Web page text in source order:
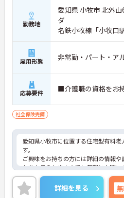
勤務地
愛知県 小牧市 北外
ダ
名鉄小牧線「小牧口
雇用形態 非常勤・パート・ア
応募要件 ■介護職の資格をお
社会保険完備
愛知県小牧市に位置する住宅型有料老
す。
ご興味をお持ちの方には詳細の情報や
トをお伝えしますのでお気軽にお問い
いませ。
詳細を見る